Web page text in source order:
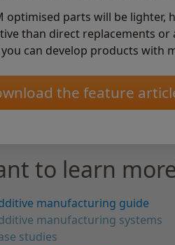
optimised parts will be
than direct replacements
can develop products with
the feature
to learn
manufacturing guide
manufacturing systems
studies